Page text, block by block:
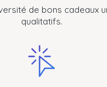
de bons cadeaux
qualitatifs.